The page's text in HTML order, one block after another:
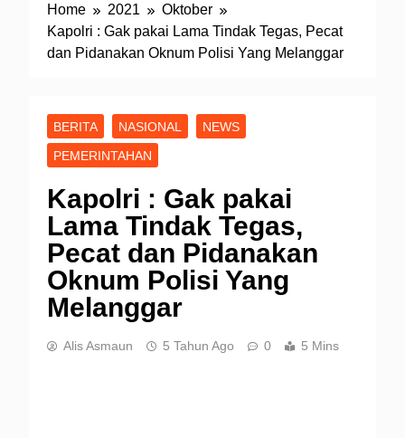
Home 2021
Oktober
Kapolri : Gak pakai Lama Tindak Tegas, Pecat
dan Pidanakan Oknum Polisi Yang Melanggar
BERITA NASIONAL
NEWS
PEMERINTAHAN
Kapolri : Gak pakai
Lama Tindak Tegas,
Pecat dan Pidanakan
Oknum Polisi Yang
Melanggar
Alis Asmaun 5 Tahun Ago 0 5 Mins